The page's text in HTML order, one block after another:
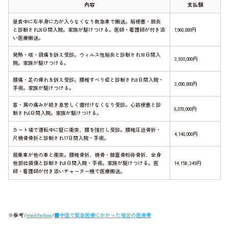
内容 支払額
昼食中に右半身に力が入らなくなり救急車で搬送。脳梗塞・肺炎
と診断され26日間入院。家族が駆けつける。医師・看護師が付き添
い医療搬送。
7,960,000円
発熱・咳・頭痛を訴え受診。ウィルス性脳炎と診断され18日間入
院。家族が駆けつける。
3,930,000円
腰痛・足の痺れを訴え受診。腰椎すべり症と診断され8日間入院・
手術。家族が駆けつける。
3,090,000円
首・肩の痛みが続き息苦しく寝付けなくなり受診。心筋梗塞と診
断され6日間入院。家族が駆けつける。
6,070,000円
カート場で運転中に壁に衝突、腰を強打し受診。腰椎圧迫骨折・
尺橈骨骨折と診断され17日間入院・手術。
4,140,000円
搭乗車が他の車と衝突。腰椎骨折、橈骨・膝蓋骨粉砕骨折、全身
他部位損傷と診断され8日間入院・手術。家族が駆けつける。医
師・看護師が付き添いチャーター機で医療搬送。
14,158,349円
※参考/medifellow/■中国で緊急医療にかかった場合の医療費